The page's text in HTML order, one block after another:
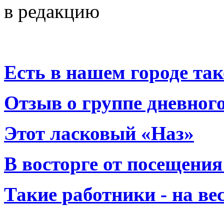
в редакцию
Есть в нашем городе
Отзыв о группе
Этот ласковый «Наз»
В восторге от
Такие работники - на